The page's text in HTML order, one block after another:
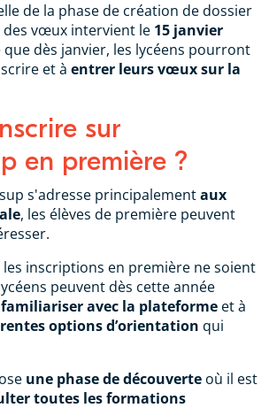
de la phase de création de dossier
vœux intervient le 15 janvier
que dès janvier, les lycéens pourront
et à entrer leurs vœux sur la
sur
en première ?
s'adresse principalementaux
, les élèves de première peuvent
les inscriptions en première ne soient
peuvent dès cette année
avec la plateforme et à
options d’orientation qui
une phase de découverte où il est
toutes les formations